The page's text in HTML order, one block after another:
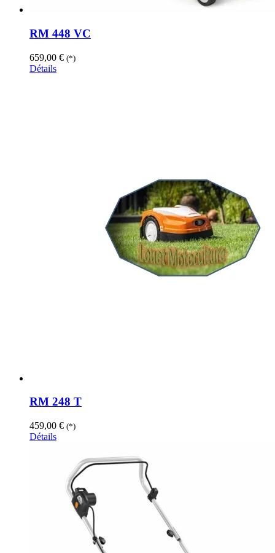
RM 448 VC
659,00 € (*)
Détails
RM 248 T
459,00 € (*)
Détails